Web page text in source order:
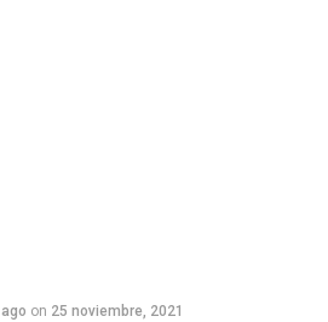
on 25 noviembre, 2021